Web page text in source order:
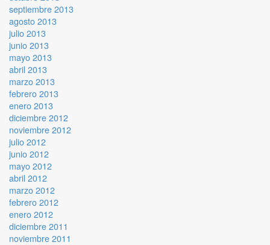
septiembre 2013
agosto 2013
julio 2013
junio 2013
mayo 2013
abril 2013
marzo 2013
febrero 2013
enero 2013
diciembre 2012
noviembre 2012
julio 2012
junio 2012
mayo 2012
abril 2012
marzo 2012
febrero 2012
enero 2012
diciembre 2011
noviembre 2011